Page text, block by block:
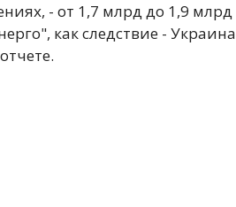
- от 1,7 млрд до 1,9 млрд
как следствие - Украина